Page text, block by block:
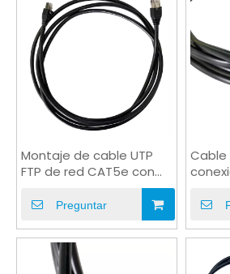
Montaje de cable UTP
FTP de red CAT5e con
Preguntar
Cable